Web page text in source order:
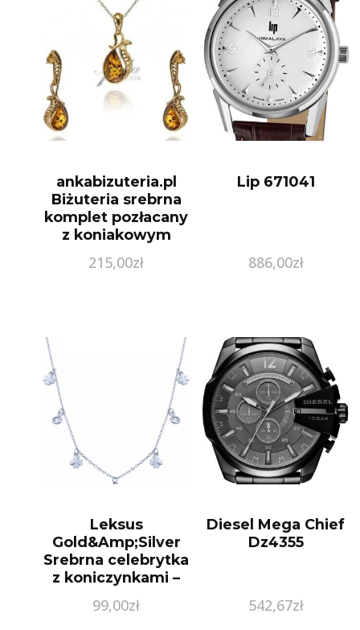
ankabizuteria.pl
Biżuteria srebrna
komplet pozłacany
z koniakowym
215,00zł
Lip 671041
886,00zł
Leksus
Gold&Amp;Silver
Srebrna celebrytka
z koniczynkami –
pr. 925 PRS01N028
99,00zł
Diesel Mega Chief
Dz4355
542,67zł